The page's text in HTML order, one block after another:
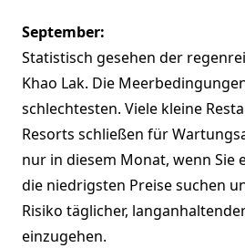
September:
Statistisch gesehen der
Khao Lak. Die
schlechtesten. Viele kleine
Resorts schließen für
nur in diesem Monat, wenn Sie
die niedrigsten Preise suchen
Risiko täglicher,
einzugehen.